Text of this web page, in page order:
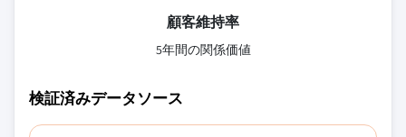
顧客維持率
5年間の関係価値
検証済みデータソース